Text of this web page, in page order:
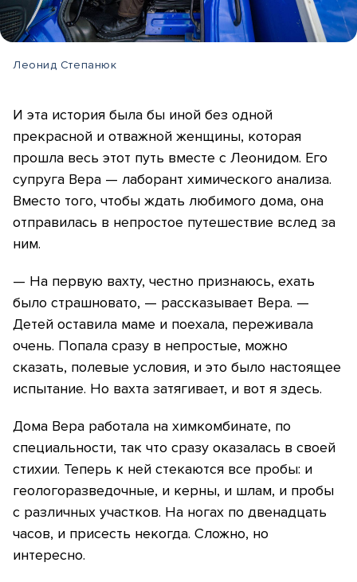
Леонид Степанюк
И эта история была бы иной без одной
прекрасной и отважной женщины, которая
прошла весь этот путь вместе с Леонидом. Его
супруга Вера — лаборант химического анализа.
Вместо того, чтобы ждать любимого дома, она
отправилась в непростое путешествие вслед за
ним.
— На первую вахту, честно признаюсь, ехать
было страшновато, — рассказывает Вера. —
Детей оставила маме и поехала, переживала
очень. Попала сразу в непростые, можно
сказать, полевые условия, и это было настоящее
испытание. Но вахта затягивает, и вот я здесь.
Дома Вера работала на химкомбинате, по
специальности, так что сразу оказалась в своей
стихии. Теперь к ней стекаются все пробы: и
геологоразведочные, и керны, и шлам, и пробы
с различных участков. На ногах по двенадцать
часов, и присесть некогда. Сложно, но
интересно.